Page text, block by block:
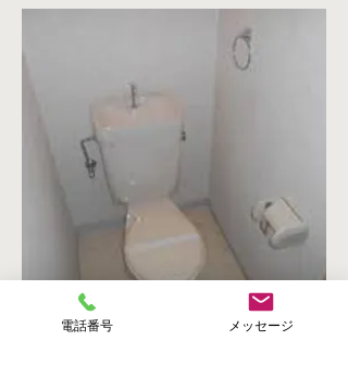
電話番号 メッセージ